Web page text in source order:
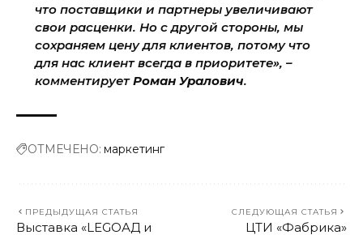
что поставщики и партнеры увеличивают
свои расценки. Но с другой стороны, мы
сохраняем цену для клиентов, потому что
для нас клиент всегда в приоритете», –
комментируетРоман Уралович.
ОТМЕЧЕНО: маркетинг
ПРЕДЫДУЩАЯ СТАТЬЯ
Выставка «LEGOАД и
СЛЕДУЮЩАЯ СТАТЬЯ
ЦТИ «Фабрика»